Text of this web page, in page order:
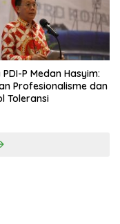
P Medan Hasyim:
Profesionalisme dan
Toleransi